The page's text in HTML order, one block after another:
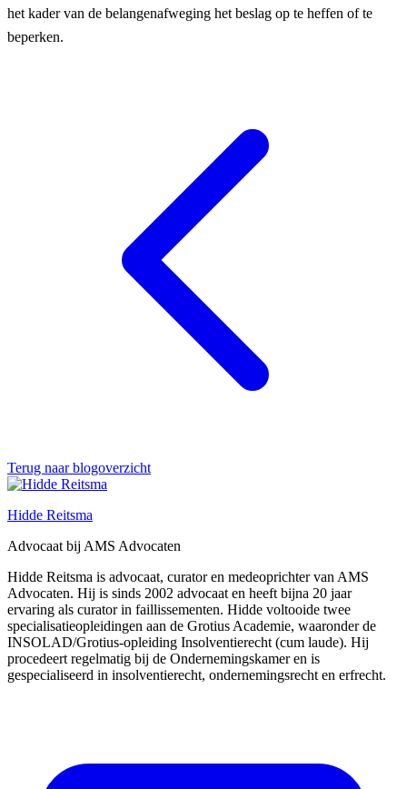
het kader van de belangenafweging het beslag op te heffen of te
beperken.
Terug naar blogoverzicht
Hidde Reitsma
Advocaat bij AMS Advocaten
Hidde Reitsma is advocaat, curator en medeoprichter van AMS
Advocaten. Hij is sinds 2002 advocaat en heeft bijna 20 jaar
ervaring als curator in faillissementen. Hidde voltooide twee
specialisatieopleidingen aan de Grotius Academie, waaronder de
INSOLAD/Grotius-opleiding Insolventierecht (cum laude). Hij
procedeert regelmatig bij de Ondernemingskamer en is
gespecialiseerd in insolventierecht, ondernemingsrecht en erfrecht.